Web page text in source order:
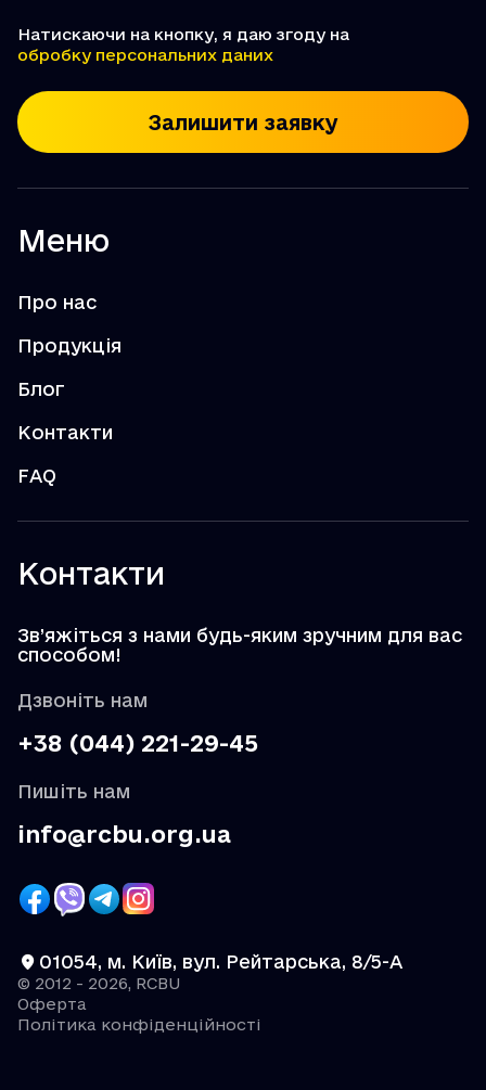
Контакти
Зв’яжіться з нами будь-яким зручним для вас
способом!
Дзвоніть нам
+38 (044) 221-29-45
Пишіть нам
info@rcbu.org.ua
01054, м. Київ, вул. Рейтарська, 8/5-А
Меню
Про нас
Продукція
Блог
Контакти
FAQ
© 2012 - 2026, RCBU
Оферта
Політика конфіденційності
Натискаючи на кнопку, я даю згоду на
обробку персональних даних
Залишити заявку